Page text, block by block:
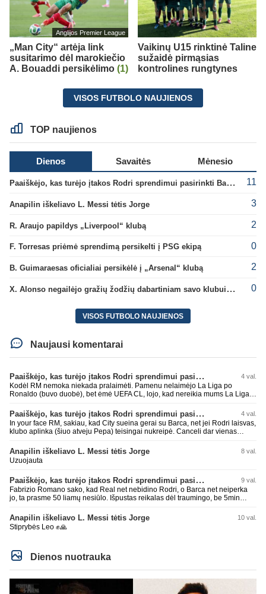
Anglijos Premier League
„Man City“ artėja link
susitarimo dėl marokiečio
A. Bouaddi persikėlimo (1)
Vaikinų U15 rinktinė Taline
sužaidė pirmąsias
kontrolines rungtynes
VISOS FUTBOLO NAUJIENOS
TOP naujienos
Dienos Savaitės Mėnesio
Paaiškėjo, kas turėjo įtakos Rodri sprendimui pasirinkti Barselonos pusę 11
Anapilin iškeliavo L. Messi tėtis Jorge 3
R. Araujo papildys „Liverpool“ klubą 2
F. Torresas priėmė sprendimą persikelti į PSG ekipą 0
B. Guimaraesas oficialiai persikėlė į „Arsenal“ klubą 2
X. Alonso negailėjo gražių žodžių dabartiniam savo klubui „Chelsea“ 0
VISOS FUTBOLO NAUJIENOS
Naujausi komentarai
Paaiškėjo, kas turėjo įtakos Rodri sprendimui pasirinkti Barselonos pusę 4 val.
Kodėl RM nemoka niekada pralaimėti. Pamenu nelaimėjo La Liga po
Ronaldo (buvo duobė), bet ėmė UEFA CL, lojo, kad nereikia mums La Liga,
laimėti La Liga. Dabar vėl gavo nuo Barcos ir Rodri ateina ne pas juos, vėl
nereikia mums jo, senas ir t.t. Gal davai vyriškai priimkit tuos pralaimėjimus
be kvailų nereikia, nenorim ir t.t.
Paaiškėjo, kas turėjo įtakos Rodri sprendimui pasirinkti Barselonos pusę 4 val.
In your face RM, sakiau, kad City sueina gerai su Barca, net jei Rodri laisvas,
klubo aplinka (šiuo atveju Pepa) teisingai nukreipė. Canceli dar vienas
Super
Anapilin iškeliavo L. Messi tėtis Jorge 8 val.
Uzuojauta
Paaiškėjo, kas turėjo įtakos Rodri sprendimui pasirinkti Barselonos pusę 9 val.
Fabrizio Romano sako, kad Real net nebidino Rodri, o Barca net neiperka
jo, ta prasme 50 liamų nesiūlo. Išpustas reikalas dėl traumingo, be 5min
Anapilin iškeliavo L. Messi tėtis Jorge 10 val.
Stiprybės Leo ✊🙏
Dienos nuotrauka